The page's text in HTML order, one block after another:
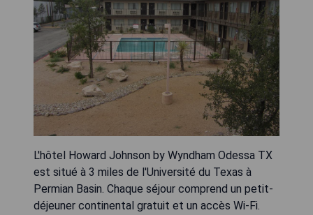
L'hôtel Howard Johnson by Wyndham Odessa TX
est situé à 3 miles de l'Université du Texas à
Permian Basin. Chaque séjour comprend un petit-
déjeuner continental gratuit et un accès Wi-Fi.